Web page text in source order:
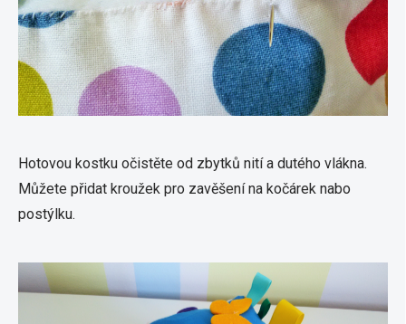
Hotovou kostku očistěte od zbytků nití a dutého vlákna.
Můžete přidat kroužek pro zavěšení na kočárek nabo
postýlku.